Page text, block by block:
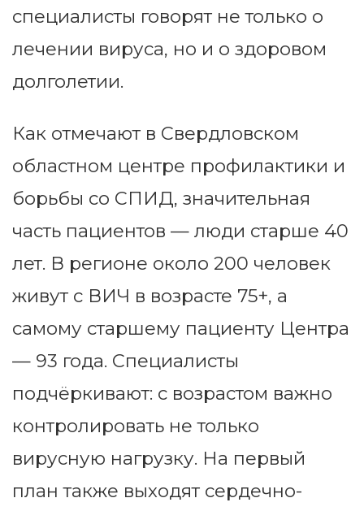
специалисты говорят не только о
лечении вируса, но и о здоровом
долголетии.
Как отмечают в Свердловском
областном центре профилактики и
борьбы со СПИД, значительная
часть пациентов — люди старше 40
лет. В регионе около 200 человек
живут с ВИЧ в возрасте 75+, а
самому старшему пациенту Центра
— 93 года. Специалисты
подчёркивают: с возрастом важно
контролировать не только
вирусную нагрузку. На первый
план также выходят сердечно-